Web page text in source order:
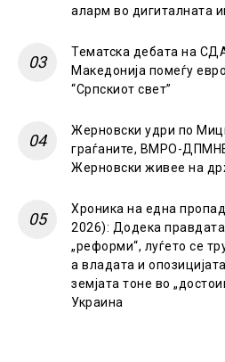
аларм во дигиталната
Тематска дебата на
Македонија помеѓу
“Српскиот свет”
Жерновски удри по
граѓаните, ВМРО-
Жерновски живее на
Хроника на една
2026): Додека
„реформи“, луѓето се
а владата и
земјата тоне во
Украина